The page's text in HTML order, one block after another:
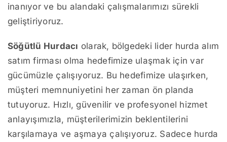
inanıyor ve bu alandaki çalışmalarımızı sürekli
geliştiriyoruz.
Söğütlü Hurdacı olarak, bölgedeki lider hurda alım
satım firması olma hedefimize ulaşmak için var
gücümüzle çalışıyoruz. Bu hedefimize ulaşırken,
müşteri memnuniyetini her zaman ön planda
tutuyoruz. Hızlı, güvenilir ve profesyonel hizmet
anlayışımızla, müşterilerimizin beklentilerini
karşılamaya ve aşmaya çalışıyoruz. Sadece hurda